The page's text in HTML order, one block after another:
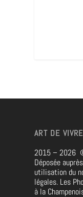
ART DE
2015 – 2026
Déposée
utilisation du
légales. Les
à la